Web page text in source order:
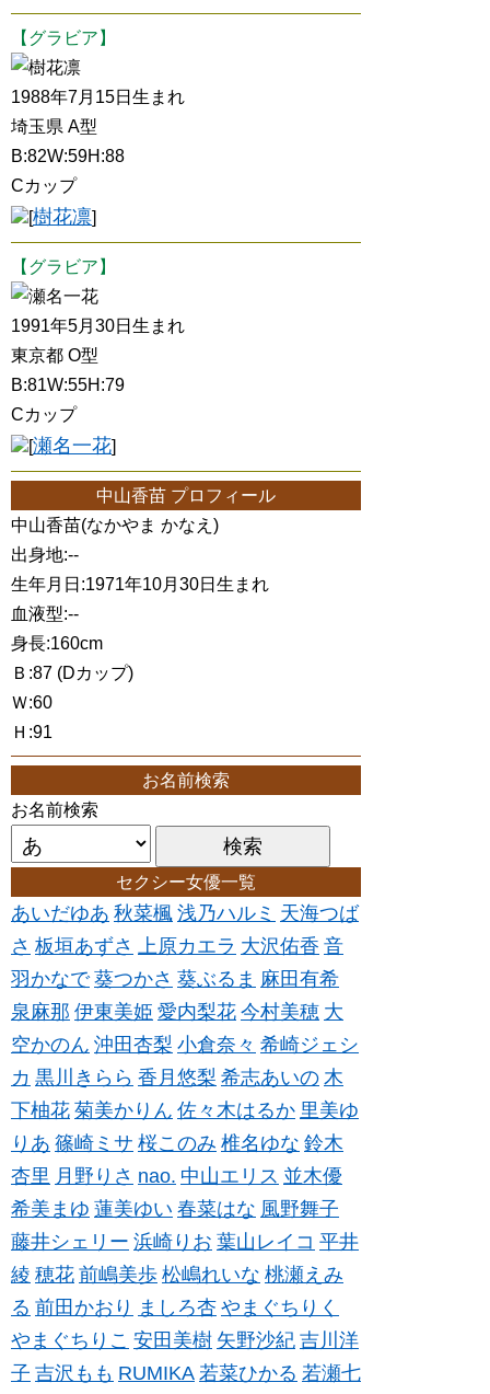
【グラビア】
樹花凛
1988年7月15日生まれ
埼玉県 A型
B:82W:59H:88
Cカップ
[樹花凛]
【グラビア】
瀬名一花
1991年5月30日生まれ
東京都 O型
B:81W:55H:79
Cカップ
[瀬名一花]
中山香苗 プロフィール
中山香苗(なかやま かなえ)
出身地:--
生年月日:1971年10月30日生まれ
血液型:--
身長:160cm
Ｂ:87 (Dカップ)
Ｗ:60
Ｈ:91
お名前検索
お名前検索
セクシー女優一覧
あいだゆあ 秋菜楓 浅乃ハルミ 天海つば
さ 板垣あずさ 上原カエラ 大沢佑香 音
羽かなで 葵つかさ 葵ぶるま 麻田有希
泉麻那 伊東美姫 愛内梨花 今村美穂 大
空かのん 沖田杏梨 小倉奈々 希崎ジェシ
カ 黒川きらら 香月悠梨 希志あいの 木
下柚花 菊美かりん 佐々木はるか 里美ゆ
りあ 篠崎ミサ 桜このみ 椎名ゆな 鈴木
杏里 月野りさ nao. 中山エリス 並木優
希美まゆ 蓮美ゆい 春菜はな 風野舞子
藤井シェリー 浜崎りお 葉山レイコ 平井
綾 穂花 前嶋美歩 松嶋れいな 桃瀬えみ
る 前田かおり ましろ杏 やまぐちりく
やまぐちりこ 安田美樹 矢野沙紀 吉川洋
子 吉沢もも RUMIKA 若菜ひかる 若瀬七